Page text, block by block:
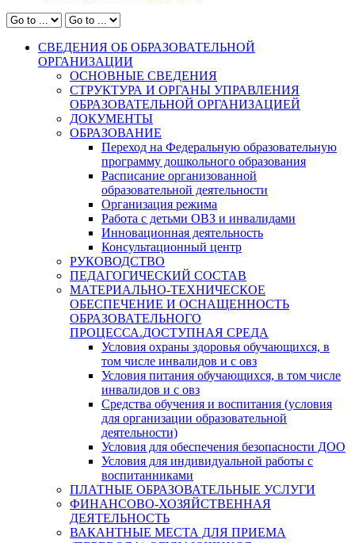
СВЕДЕНИЯ ОБ ОБРАЗОВАТЕЛЬНОЙ
ОРГАНИЗАЦИИ
ОСНОВНЫЕ СВЕДЕНИЯ
СТРУКТУРА И ОРГАНЫ УПРАВЛЕНИЯ
ОБРАЗОВАТЕЛЬНОЙ ОРГАНИЗАЦИЕЙ
ДОКУМЕНТЫ
ОБРАЗОВАНИЕ
Переход на Федеральную образовательную
программу дошкольного образования
Расписание организованной
образовательной деятельности
Организация режима
Работа с детьми ОВЗ и инвалидами
Инновационная деятельность
Консультационный центр
РУКОВОДСТВО
ПЕДАГОГИЧЕСКИЙ СОСТАВ
МАТЕРИАЛЬНО-ТЕХНИЧЕСКОЕ
ОБЕСПЕЧЕНИЕ И ОСНАЩЕННОСТЬ
ОБРАЗОВАТЕЛЬНОГО
ПРОЦЕССА.ДОСТУПНАЯ СРЕДА
Условия охраны здоровья обучающихся, в
том числе инвалидов и с овз
Условия питания обучающихся, в том числе
инвалидов и с овз
Средства обучения и воспитания (условия
для организации образовательной
деятельности)
Условия для обеспечения безопасности ДОО
Условия для индивидуальной работы с
воспитанниками
ПЛАТНЫЕ ОБРАЗОВАТЕЛЬНЫЕ УСЛУГИ
ФИНАНСОВО-ХОЗЯЙСТВЕННАЯ
ДЕЯТЕЛЬНОСТЬ
ВАКАНТНЫЕ МЕСТА ДЛЯ ПРИЕМА